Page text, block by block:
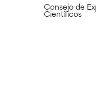
Consejo de
Científicos